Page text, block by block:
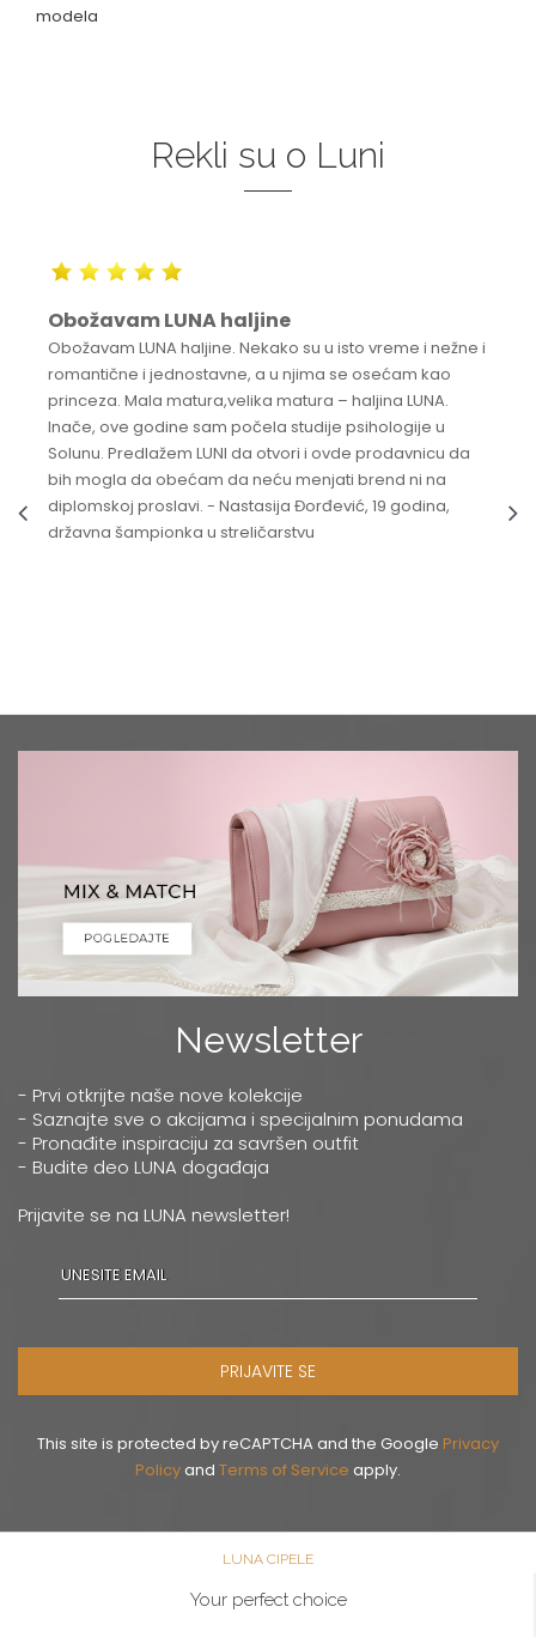
modela
Rekli su o Luni
Obožavam LUNA haljine
Obožavam LUNA haljine. Nekako su u isto vreme i nežne i
romantične i jednostavne, a u njima se osećam kao
princeza. Mala matura,velika matura – haljina LUNA.
Inače, ove godine sam počela studije psihologije u
Solunu. Predlažem LUNI da otvori i ovde prodavnicu da
bih mogla da obećam da neću menjati brend ni na
diplomskoj proslavi. - Nastasija Đorđević, 19 godina,
državna šampionka u streličarstvu
Newsletter
- Prvi otkrijte naše nove kolekcije
- Saznajte sve o akcijama i specijalnim ponudama
- Pronađite inspiraciju za savršen outfit
- Budite deo LUNA događaja
Prijavite se na LUNA newsletter!
PRIJAVITE SE
This site is protected by reCAPTCHA and the Google Privacy
Policyand Terms of Service apply.
LUNA CIPELE
Your perfect choice